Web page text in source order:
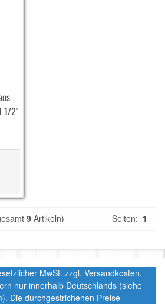
1/2"
9 Artikeln) Seiten: 1
MwSt. zzgl. Versandkosten.
nur innerhalb Deutschlands (siehe
Die durchgestrichenen Preise